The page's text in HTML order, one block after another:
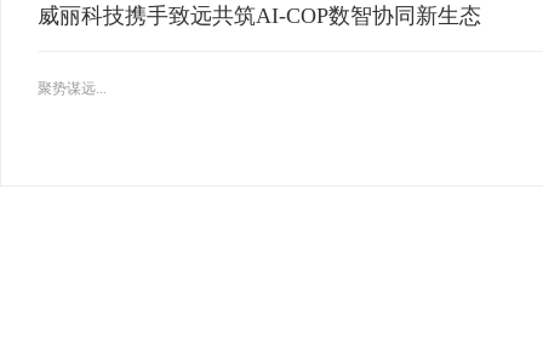
威丽科技携手致远共筑AI-COP数智协同新生态
聚势谋远...